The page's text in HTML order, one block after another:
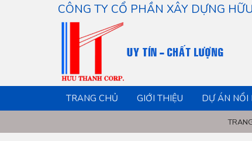
CÔNG TY CỔ PHẦN XÂY DỰNG
TRANG CHỦ GIỚI THIỆU DỰ ÁN NỔI